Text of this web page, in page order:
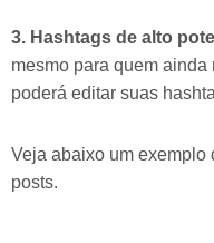
3. Hashtags de alto
mesmo para quem
poderá editar suas
Veja abaixo um exemplo
posts.